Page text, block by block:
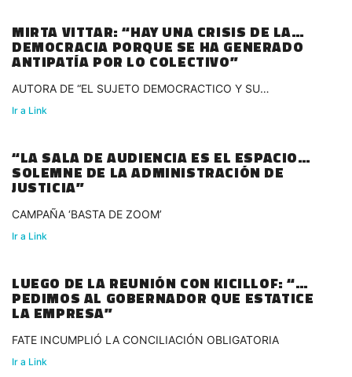
MIRTA VITTAR: “HAY UNA CRISIS DE LA
DEMOCRACIA PORQUE SE HA GENERADO
ANTIPATÍA POR LO COLECTIVO”
AUTORA DE “EL SUJETO DEMOCRACTICO Y SU
LABERINTO”
Ir a Link
“LA SALA DE AUDIENCIA ES EL ESPACIO
SOLEMNE DE LA ADMINISTRACIÓN DE
JUSTICIA”
CAMPAÑA ‘BASTA DE ZOOM’
Ir a Link
LUEGO DE LA REUNIÓN CON KICILLOF: “LE
PEDIMOS AL GOBERNADOR QUE ESTATICE
LA EMPRESA”
FATE INCUMPLIÓ LA CONCILIACIÓN OBLIGATORIA
Ir a Link